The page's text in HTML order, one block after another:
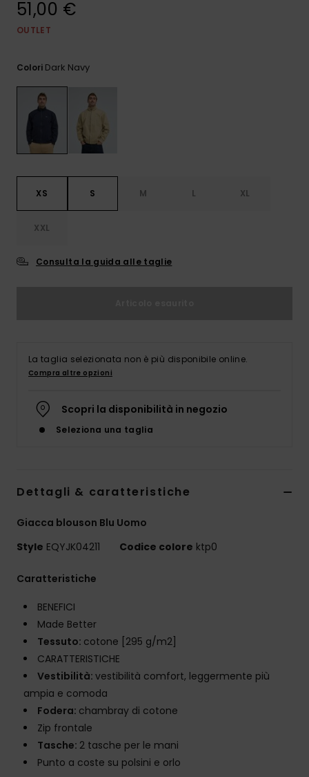
51,00 €
OUTLET
Colori Dark Navy
XS S M L XL
XXL
Consulta la guida alle taglie
La taglia selezionata non è più disponibile online.
Compra altre opzioni
Scopri la disponibilità in negozio
Seleziona una taglia
Dettagli & caratteristiche
Giacca blouson Blu Uomo
Style EQYJK04211 Codice colore ktp0
Caratteristiche
BENEFICI
Made Better
Tessuto: cotone [295 g/m2]
CARATTERISTICHE
Vestibilità: vestibilità comfort, leggermente più
ampia e comoda
Fodera: chambray di cotone
Zip frontale
Tasche: 2 tasche per le mani
Punto a coste su polsini e orlo